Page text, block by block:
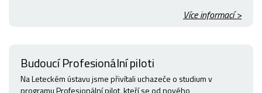
Více informací >
Budoucí Profesionální piloti
Na Leteckém ústavu jsme přivítali uchazeče o studium v